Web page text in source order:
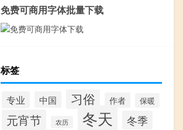
免费可商用字体批量下载
标签
专业 中国 习俗 作者 保暖
元宵节 农历 冬天 冬季